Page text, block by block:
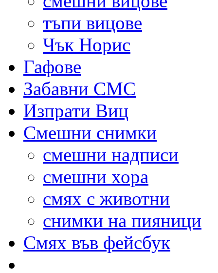
тъпи вицове
Чък Норис
Гафове
Забавни СМС
Изпрати Виц
Смешни снимки
смешни надписи
смешни хора
смях с животни
снимки на пияници
Смях във фейсбук